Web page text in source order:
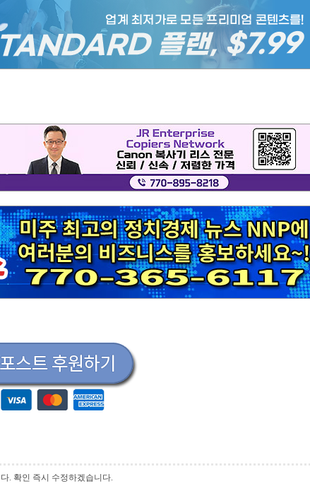
. 확인 즉시 수정하겠습니다.